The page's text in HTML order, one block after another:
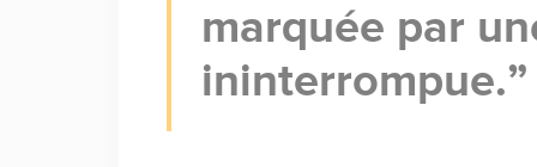
marquée par
ininterrompue.